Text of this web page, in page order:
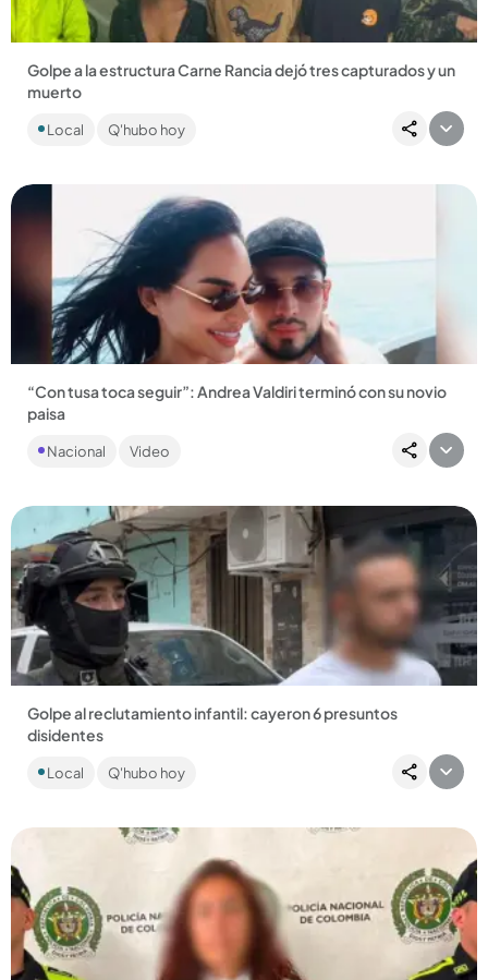
Golpe a la estructura Carne Rancia dejó tres capturados y un
muerto
aprehendido. Las autoridades incautaron armas y elementos
Local Q'hubo hoy
Compartir Noticia
“Con tusa toca seguir”: Andrea Valdiri terminó con su novio
paisa
amorosa, porque prefiere evitar los rumores. ...
Nacional Video
Compartir Noticia
Golpe al reclutamiento infantil: cayeron 6 presuntos
disidentes
Seis adultos y dos adolescentes están a disposición de las
autoridades. En el operativo fueron incautadas armas,
Local Q'hubo hoy
Compartir Noticia